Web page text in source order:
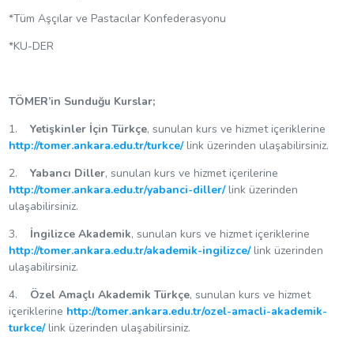
*Tüm Aşçılar ve Pastacılar Konfederasyonu
*KU-DER
TÖMER’in Sunduğu Kurslar;
1. Yetişkinler İçin Türkçe, sunulan kurs ve hizmet içeriklerine
http://tomer.ankara.edu.tr/turkce/link üzerinden ulaşabilirsiniz.
2. Yabancı Diller, sunulan kurs ve hizmet içerilerine
http://tomer.ankara.edu.tr/yabanci-diller/link üzerinden
ulaşabilirsiniz.
3. İngilizce Akademik, sunulan kurs ve hizmet içeriklerine
http://tomer.ankara.edu.tr/akademik-ingilizce/link üzerinden
ulaşabilirsiniz.
4. Özel Amaçlı Akademik Türkçe, sunulan kurs ve hizmet
içeriklerine http://tomer.ankara.edu.tr/ozel-amacli-akademik-
turkce/link üzerinden ulaşabilirsiniz.